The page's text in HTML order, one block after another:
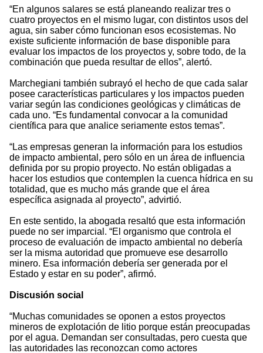
“En algunos salares se está planeando realizar tres o
cuatro proyectos en el mismo lugar, con distintos usos del
agua, sin saber cómo funcionan esos ecosistemas. No
existe suficiente información de base disponible para
evaluar los impactos de los proyectos y, sobre todo, de la
combinación que pueda resultar de ellos”, alertó.
Marchegiani también subrayó el hecho de que cada salar
posee características particulares y los impactos pueden
variar según las condiciones geológicas y climáticas de
cada uno. “Es fundamental convocar a la comunidad
científica para que analice seriamente estos temas”.
“Las empresas generan la información para los estudios
de impacto ambiental, pero sólo en un área de influencia
definida por su propio proyecto. No están obligadas a
hacer los estudios que contemplen la cuenca hídrica en su
totalidad, que es mucho más grande que el área
específica asignada al proyecto”, advirtió.
En este sentido, la abogada resaltó que esta información
puede no ser imparcial. “El organismo que controla el
proceso de evaluación de impacto ambiental no debería
ser la misma autoridad que promueve ese desarrollo
minero. Esa información debería ser generada por el
Estado y estar en su poder”, afirmó.
Discusión social
“Muchas comunidades se oponen a estos proyectos
mineros de explotación de litio porque están preocupadas
por el agua. Demandan ser consultadas, pero cuesta que
las autoridades las reconozcan como actores